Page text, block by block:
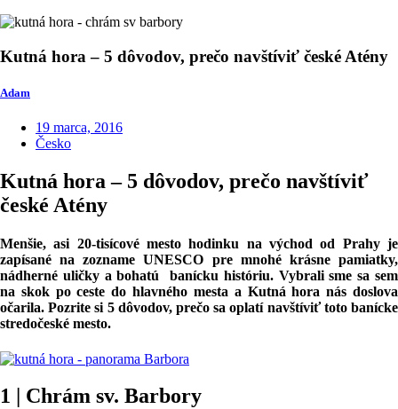
Kutná hora – 5 dôvodov, prečo navštíviť české Atény
Adam
19 marca, 2016
Česko
Kutná hora – 5 dôvodov, prečo navštíviť
české Atény
Menšie, asi 20-tisícové mesto hodinku na východ od Prahy je
zapísané na zozname UNESCO pre mnohé krásne pamiatky,
nádherné uličky a bohatú banícku históriu. Vybrali sme sa sem
na skok po ceste do hlavného mesta a Kutná hora nás doslova
očarila. Pozrite si 5 dôvodov, prečo sa oplatí navštíviť toto banícke
stredočeské mesto.
1 | Chrám sv. Barbory